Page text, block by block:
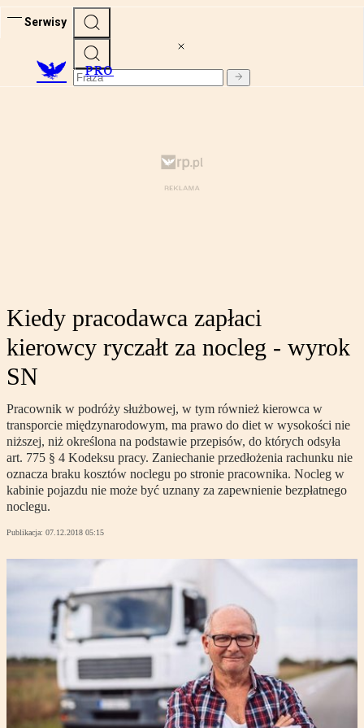
Serwisy
PRO
Kiedy pracodawca zapłaci
kierowcy ryczałt za nocleg - wyrok
SN
Pracownik w podróży służbowej, w tym również kierowca w
transporcie międzynarodowym, ma prawo do diet w wysokości nie
niższej, niż określona na podstawie przepisów, do których odsyła
art. 775 § 4 Kodeksu pracy. Zaniechanie przedłożenia rachunku nie
oznacza braku kosztów noclegu po stronie pracownika. Nocleg w
kabinie pojazdu nie może być uznany za zapewnienie bezpłatnego
noclegu.
Publikacja: 07.12.2018 05:15